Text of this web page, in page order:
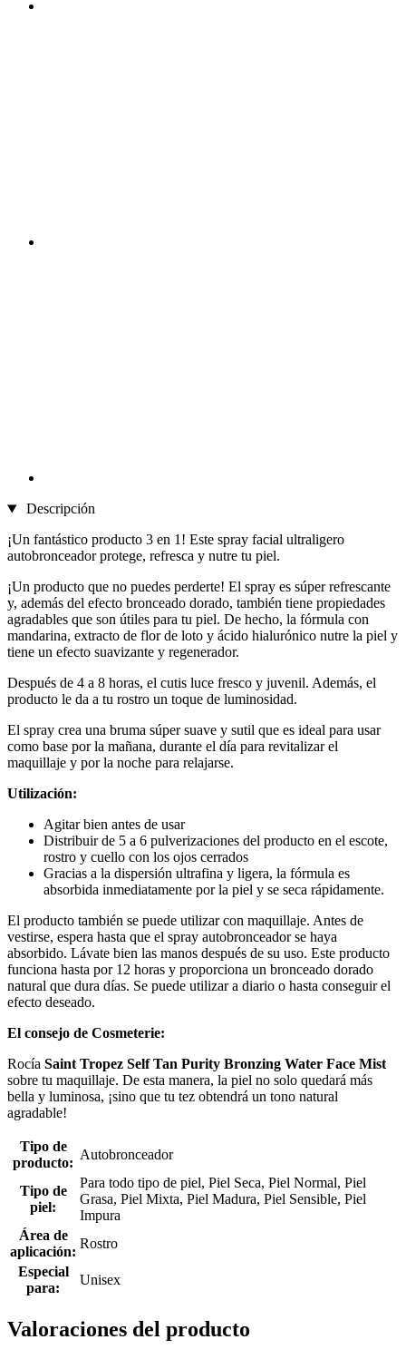
Descripción
¡Un fantástico producto 3 en 1! Este spray facial ultraligero
autobronceador protege, refresca y nutre tu piel.
¡Un producto que no puedes perderte! El spray es súper refrescante
y, además del efecto bronceado dorado, también tiene propiedades
agradables que son útiles para tu piel. De hecho, la fórmula con
mandarina, extracto de flor de loto y ácido hialurónico nutre la piel y
tiene un efecto suavizante y regenerador.
Después de 4 a 8 horas, el cutis luce fresco y juvenil. Además, el
producto le da a tu rostro un toque de luminosidad.
El spray crea una bruma súper suave y sutil que es ideal para usar
como base por la mañana, durante el día para revitalizar el
maquillaje y por la noche para relajarse.
Utilización:
Agitar bien antes de usar
Distribuir de 5 a 6 pulverizaciones del producto en el escote,
rostro y cuello con los ojos cerrados
Gracias a la dispersión ultrafina y ligera, la fórmula es
absorbida inmediatamente por la piel y se seca rápidamente.
El producto también se puede utilizar con maquillaje. Antes de
vestirse, espera hasta que el spray autobronceador se haya
absorbido. Lávate bien las manos después de su uso. Este producto
funciona hasta por 12 horas y proporciona un bronceado dorado
natural que dura días. Se puede utilizar a diario o hasta conseguir el
efecto deseado.
El consejo de Cosmeterie:
Rocía Saint Tropez Self Tan Purity Bronzing Water Face Mist
sobre tu maquillaje. De esta manera, la piel no solo quedará más
bella y luminosa, ¡sino que tu tez obtendrá un tono natural
agradable!
Tipo de
producto:
Autobronceador
Tipo de
piel:
Para todo tipo de piel, Piel Seca, Piel Normal, Piel
Grasa, Piel Mixta, Piel Madura, Piel Sensible, Piel
Impura
Área de
aplicación:
Rostro
Especial
para:
Unisex
Valoraciones del producto